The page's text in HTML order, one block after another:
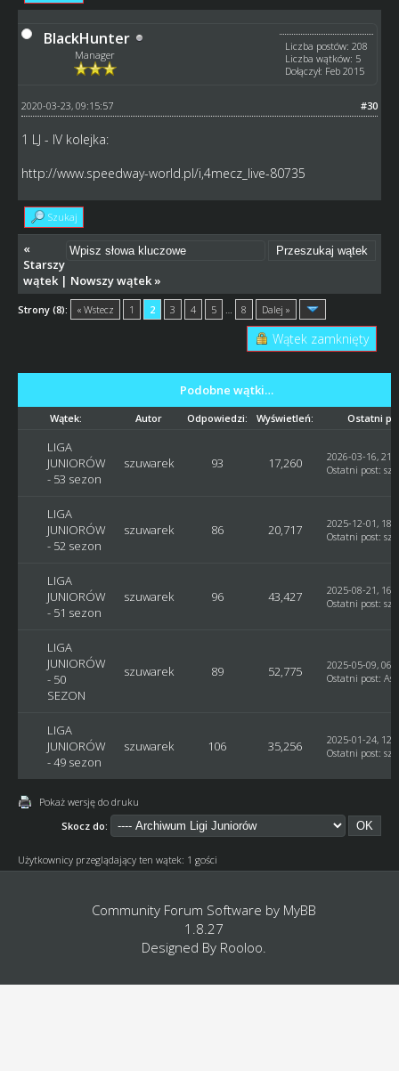
BlackHunter
Manager
Liczba postów: 208
Liczba wątków: 5
Dołączył: Feb 2015
#30
2020-03-23, 09:15:57
1 LJ - IV kolejka:
http://www.speedway-world.pl/i,4mecz_live-80735
Szukaj
«
Starszy
wątek| Nowszy wątek»
Strony (8): « Wstecz 1 2 3 4 5 8 Dalej »
Wątek zamknięty
Podobne wątki…
Wątek: Autor Odpowiedzi: Wyświetleń: Ostatni
LIGA
JUNIORÓW
- 53 sezon
szuwarek 93 17,260
2026-03-16,
Ostatni post:
LIGA
JUNIORÓW
- 52 sezon
szuwarek 86 20,717
2025-12-01,
Ostatni post:
LIGA
JUNIORÓW
- 51 sezon
szuwarek 96 43,427
2025-08-21,
Ostatni post:
LIGA
JUNIORÓW
- 50
SEZON
szuwarek 89 52,775
2025-05-09,
Ostatni post:
LIGA
JUNIORÓW
- 49 sezon
szuwarek 106 35,256
2025-01-24,
Ostatni post:
Pokaż wersję do druku
Skocz do:
Użytkownicy przeglądający ten wątek: 1 gości
Community Forum Software by MyBB
1.8.27
Designed By Rooloo